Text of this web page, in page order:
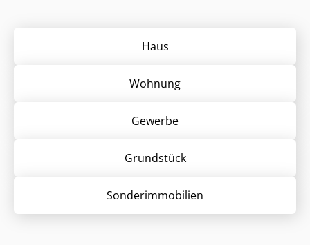
Haus
Wohnung
Gewerbe
Grund­stück
Sonder­immobilien